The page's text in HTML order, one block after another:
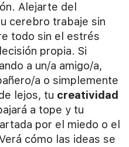
Alejarte del
cerebro trabaje sin
todo sin el estrés
propia. Si
a un/a amigo/a,
a o simplemente
lejos, tu creatividad
a tope y tu
por el miedo o el
cómo las ideas se